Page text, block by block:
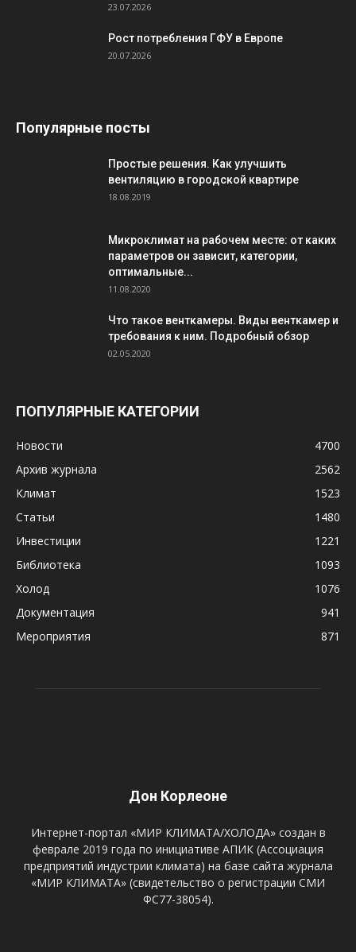
23.07.2026
Рост потребления ГФУ в Европе
20.07.2026
Популярные посты
Простые решения. Как улучшить
вентиляцию в городской квартире
18.08.2019
Микроклимат на рабочем месте: от каких
параметров он зависит, категории,
оптимальные...
11.08.2020
Что такое венткамеры. Виды венткамер и
требования к ним. Подробный обзор
02.05.2020
ПОПУЛЯРНЫЕ КАТЕГОРИИ
Новости
4700
Архив журнала
2562
Климат
1523
Статьи
1480
Инвестиции
1221
Библиотека
1093
Холод
1076
Документация
941
Мероприятия
871
Дон Корлеоне
Интернет-портал «МИР КЛИМАТА/ХОЛОДА» создан в
феврале 2019 года по инициативе АПИК (Ассоциация
предприятий индустрии климата) на базе сайта журнала
«МИР КЛИМАТА» (свидетельство о регистрации СМИ
ФС77-38054).